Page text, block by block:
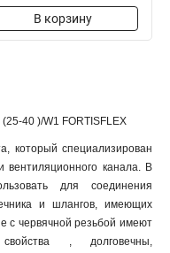
В корзину
40 )/W1 FORTISFLEX
который специализирован
вентиляционного канала. В
для соединения
и шлангов, имеющих
с червячной резьбой имеют
свойства , долговечны,